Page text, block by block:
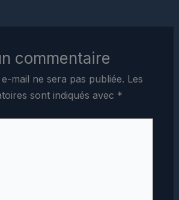
commentaire
mail ne sera pas publiée. Les
sont indiqués avec *